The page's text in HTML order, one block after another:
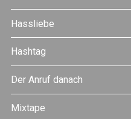
Hassliebe
Hashtag
Der Anruf danach
Mixtape